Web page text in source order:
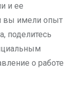
и ее
вы имели опыт
поделитесь
о работе